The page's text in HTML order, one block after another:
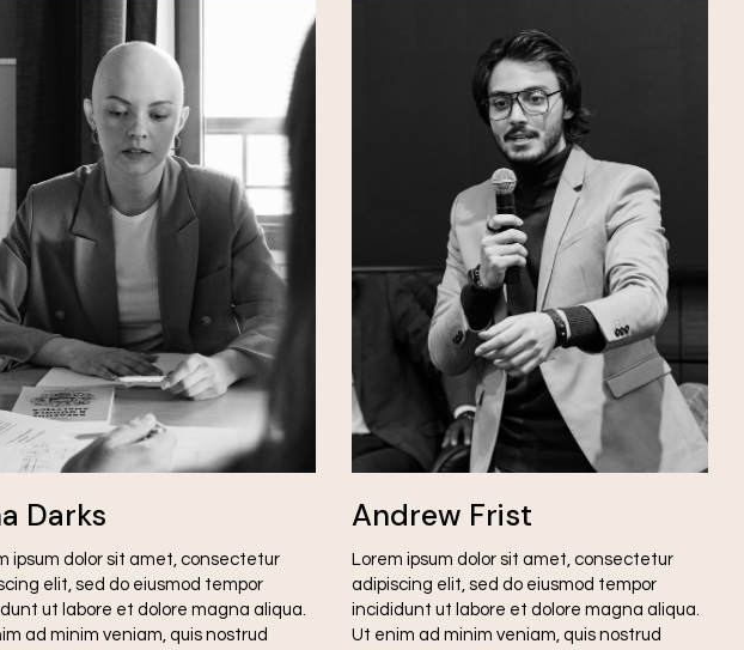
Darks
ipsum dolor sit amet, consectetur
elit, sed do eiusmod tempor
ut labore et dolore magna aliqua.
ad minim veniam, quis nostrud
Andrew Frist
Lorem ipsum dolor sit amet, consectetur
adipiscing elit, sed do eiusmod tempor
incididunt ut labore et dolore magna aliqua.
Ut enim ad minim veniam, quis nostrud